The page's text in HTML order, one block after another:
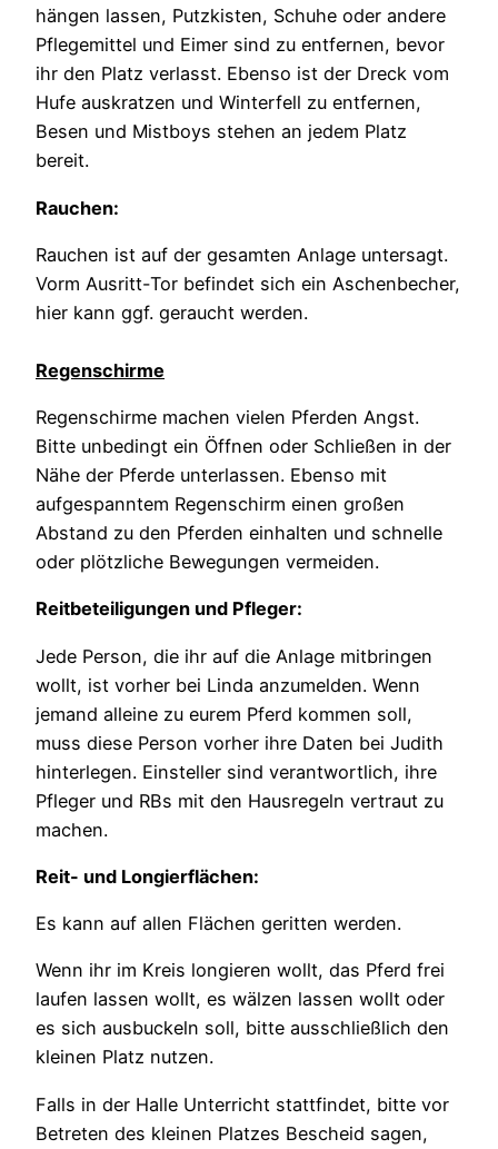
hängen lassen, Putzkisten, Schuhe oder andere
Pflegemittel und Eimer sind zu entfernen, bevor
ihr den Platz verlasst. Ebenso ist der Dreck vom
Hufe auskratzen und Winterfell zu entfernen,
Besen und Mistboys stehen an jedem Platz
bereit.
Rauchen:
Rauchen ist auf der gesamten Anlage untersagt.
Vorm Ausritt-Tor befindet sich ein Aschenbecher,
hier kann ggf. geraucht werden.
Regenschirme
Regenschirme machen vielen Pferden Angst.
Bitte unbedingt ein Öffnen oder Schließen in der
Nähe der Pferde unterlassen. Ebenso mit
aufgespanntem Regenschirm einen großen
Abstand zu den Pferden einhalten und schnelle
oder plötzliche Bewegungen vermeiden.
Reitbeteiligungen und Pfleger:
Jede Person, die ihr auf die Anlage mitbringen
wollt, ist vorher bei Linda anzumelden. Wenn
jemand alleine zu eurem Pferd kommen soll,
muss diese Person vorher ihre Daten bei Judith
hinterlegen. Einsteller sind verantwortlich, ihre
Pfleger und RBs mit den Hausregeln vertraut zu
machen.
Reit- und Longierflächen:
Es kann auf allen Flächen geritten werden.
Wenn ihr im Kreis longieren wollt, das Pferd frei
laufen lassen wollt, es wälzen lassen wollt oder
es sich ausbuckeln soll, bitte ausschließlich den
kleinen Platz nutzen.
Falls in der Halle Unterricht stattfindet, bitte vor
Betreten des kleinen Platzes Bescheid sagen,